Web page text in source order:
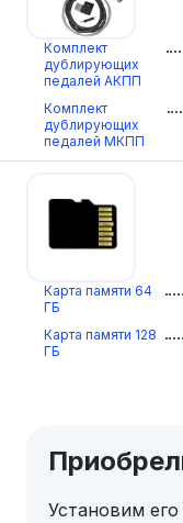
Комплект
дублирующих
педалей АКПП
Комплект
дублирующих
педалей МКПП
Карта памяти 64
ГБ
Карта памяти 128
ГБ
Установим